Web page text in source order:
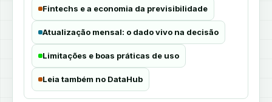
Fintechs e a economia da previsibilidade
Atualização mensal: o dado vivo na decisão
Limitações e boas práticas de uso
Leia também no DataHub